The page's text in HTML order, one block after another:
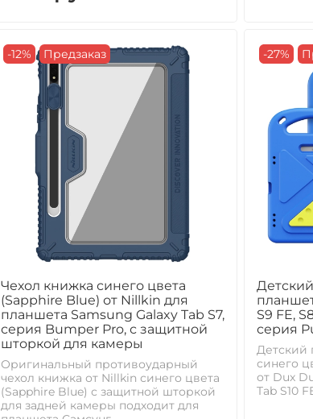
-12% Предзаказ
Чехол книжка синего цвета
(Sapphire Blue) от Nillkin для
планшета Samsung Galaxy Tab S7,
серия Bumper Pro, с защитной
шторкой для камеры
Оригинальный противоударный
чехол книжка от Nillkin синего цвета
(Sapphire Blue) с защитной шторкой
для задней камеры подходит для
-27%
S9 FE,
серия
Детский
синего
от Dux
Tab S10